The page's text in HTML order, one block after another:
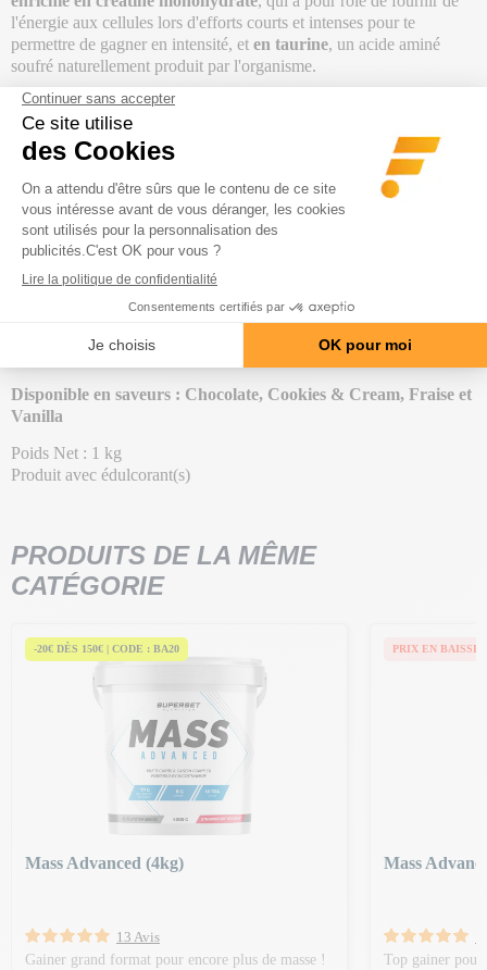
l'énergie aux cellules lors d'efforts courts et intenses pour te
permettre de gagner en intensité, et en taurine, un acide aminé
soufré naturellement produit par l'organisme.
Gain Bolic 6000 (1kg)est considéré comme un excellent gainer,
notamment parce qu'il propose une
glucides et lipides pour une prise de poids rapide
. Ceweight
alimentaire qui
t'apporte une importante quantité de calories pour te permettre de
gagner en poids de corps, tout en complétant tes apports protidiques
au cours de la journée.
Tu souhaites
maintenir ta masse musculaire
en performanceet fournir des
Gain Bolic 6000 de Olimpest le gainer à intégrer dans ta diète si tu
souhaites prendre du poids tout en préservant ton intégrité
Disponible en saveurs : Chocolate, Cookies & Cream, Fraise et
Vanilla
Poids Net : 1 kg
Produit avec édulcorant(s)
PRODUITS DE LA MÊME
CATÉGORIE
-20€ DÈS 150€ | CODE : BA20
Mass Advanced (4kg)
13 Avis
Gainer grand format pour encore plus de masse !
PRIX EN BAISSE
Mass
Top gainer pour